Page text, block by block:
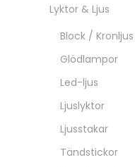
Lyktor & Ljus
Block / Kronljus
Glödlampor
Led-ljus
Ljuslyktor
Ljusstakar
Tändstickor